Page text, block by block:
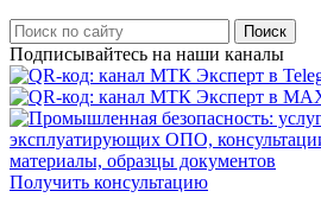
Поиск
Подписывайтесь на наши каналы
Получить консультацию